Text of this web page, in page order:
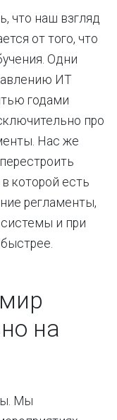
что наш взгляд
от того, что
Одни
ИТ
годами
про
Нас же
которой есть
регламенты,
и при
на
Мы